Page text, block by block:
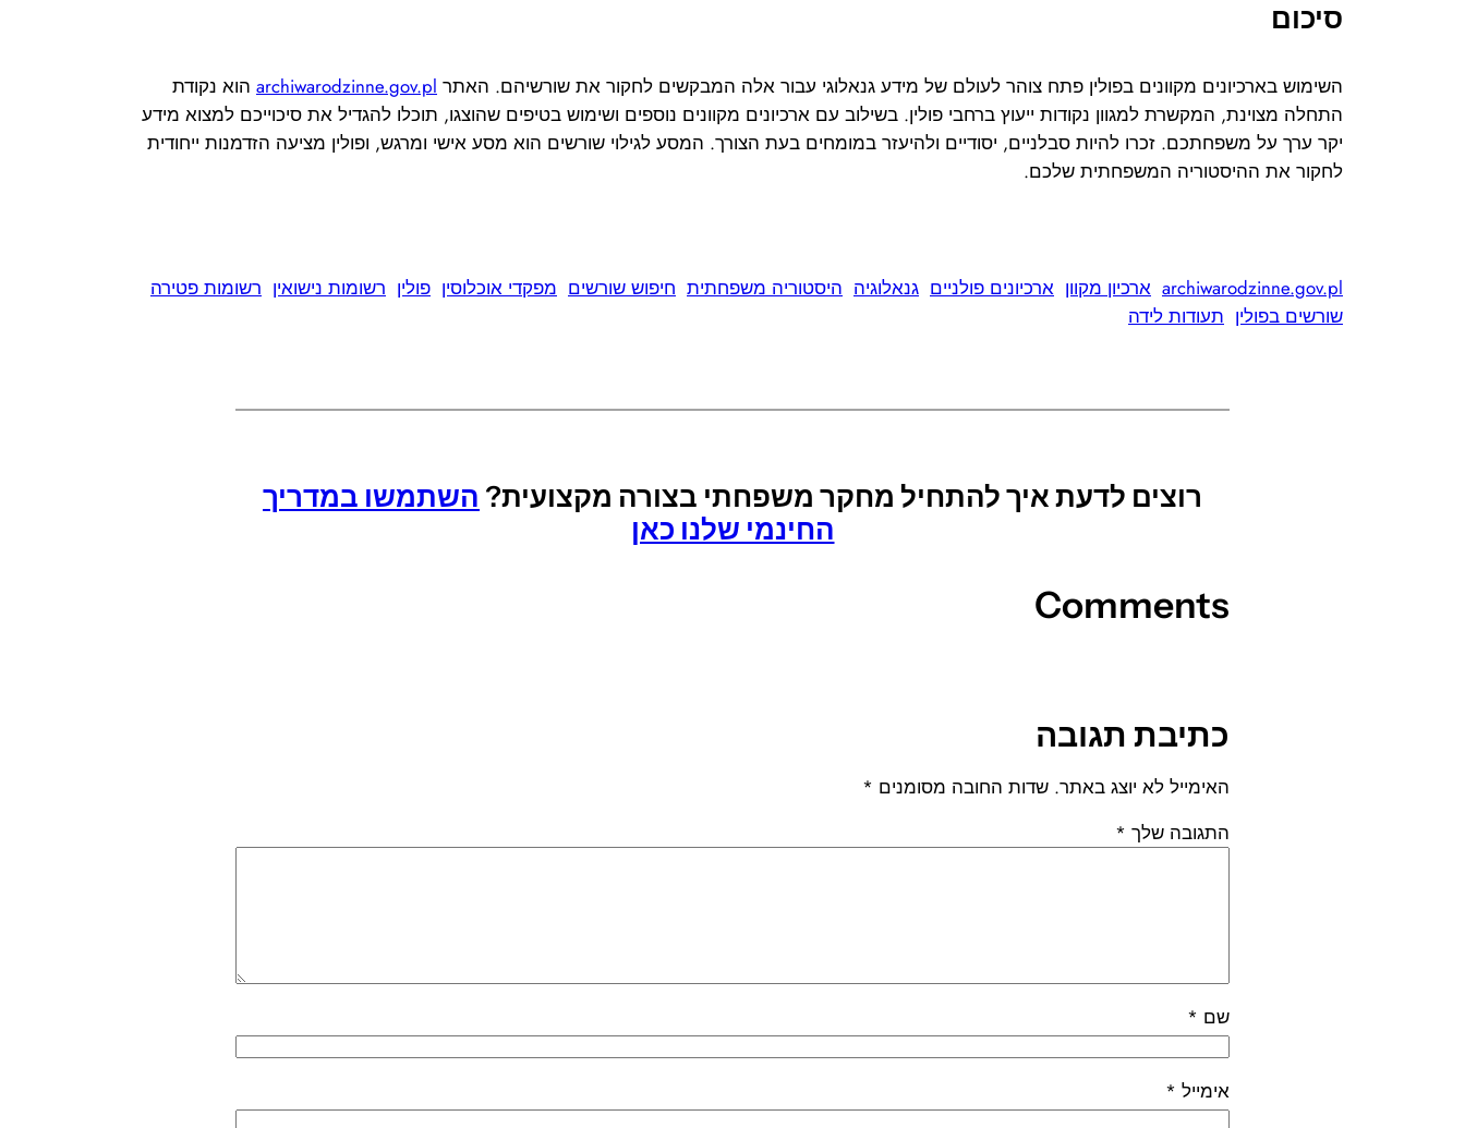
סיכום
השימוש בארכיונים מקוונים בפולין פתח צוהר לעולם של מידע גנאלוגי עבור אלה המבקשים לחקור את שורשיהם. האתר archiwarodzinne.gov.pl הוא נקודת
התחלה מצוינת, המקשרת למגוון נקודות ייעוץ ברחבי פולין. בשילוב עם ארכיונים מקוונים נוספים ושימוש בטיפים שהוצגו, תוכלו להגדיל את סיכוייכם למצוא מידע
יקר ערך על משפחתכם. זכרו להיות סבלניים, יסודיים ולהיעזר במומחים בעת הצורך. המסע לגילוי שורשים הוא מסע אישי ומרגש, ופולין מציעה הזדמנות ייחודית
לחקור את ההיסטוריה המשפחתית שלכם.
archiwarodzinne.gov.pl ארכיון מקוון ארכיונים פולניים גנאלוגיה היסטוריה משפחתית חיפוש שורשים מפקדי אוכלוסין פולין רשומות נישואין רשומות פטירה
שורשים בפולין תעודות לידה
רוצים לדעת איך להתחיל מחקר משפחתי בצורה מקצועית? השתמשו במדריך
החינמי שלנו כאן
Comments
כתיבת תגובה
האימייל לא יוצג באתר. שדות החובה מסומנים *
התגובה שלך *
שם *
אימייל *